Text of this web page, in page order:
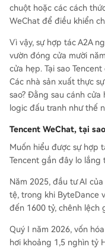
chuột hoặc các cách
WeChat để điều khiển
Vì vậy, sự hợp tác A2A
vườn đóng cửa mười
cửa hẹp. Tại sao
Các nhà sản xuất thực
sao? Đằng sau cánh cửa
logic đấu tranh như thế
Tencent WeChat, tại
Muốn hiểu được sự hợp
Tencent gần đây lo lắng
Năm 2025, đầu tư AI
tệ, trong khi ByteDance
đến 1600 tỷ, chênh lệch
Quý I năm 2026, vốn
hơi khoảng 1,5 nghìn tỷ